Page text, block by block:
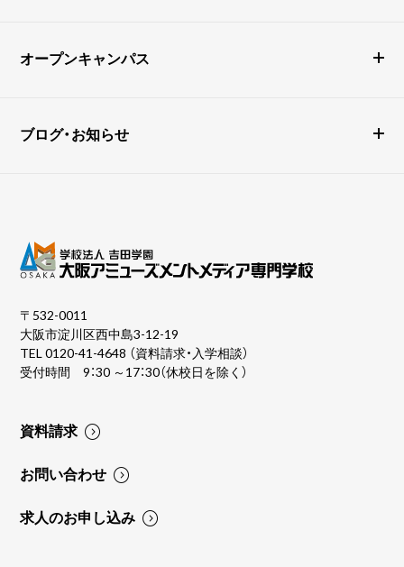
オープンキャンパス
ブログ・お知らせ
〒532-0011
大阪市淀川区西中島3-12-19
TEL0120-41-4648 （資料請求・入学相談）
受付時間 9：30 ～17：30（休校日を除く）
資料請求
お問い合わせ
求人のお申し込み